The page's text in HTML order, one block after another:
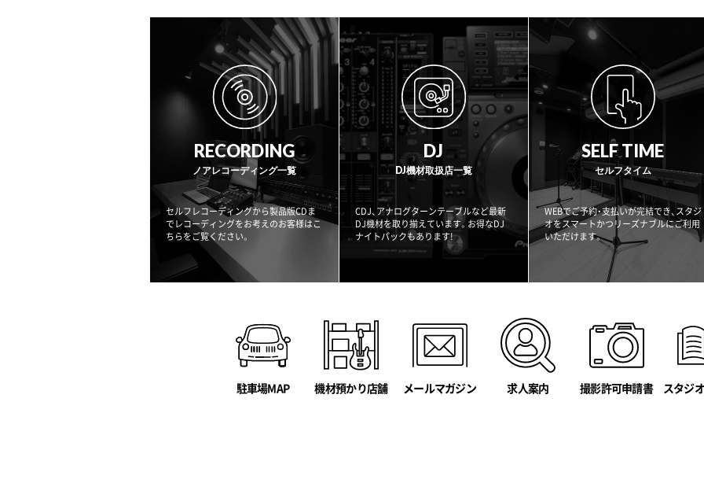
RECORDING
ノアレコーディング一覧
セルフレコーディングから製品版CDま
でレコーディングをお考えのお客様はこ
ちらをご覧ください。
DJ
DJ機材取扱店一覧
CDJ、アナログターンテーブルなど最新
DJ機材を取り揃えています。お得なDJ
ナイトパックもあります!
SELF TIME
セルフタイム
WEBでご予約・支払いが完結でき、スタジ
オをスマートかつリーズナブルにご利用
いただけます。
駐車場MAP 機材預かり店舗 メールマガジン 求人案内 撮影許可申請書 スタジ